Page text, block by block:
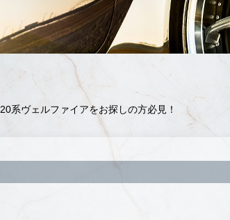
20系ヴェルファイアをお探しの方必見！